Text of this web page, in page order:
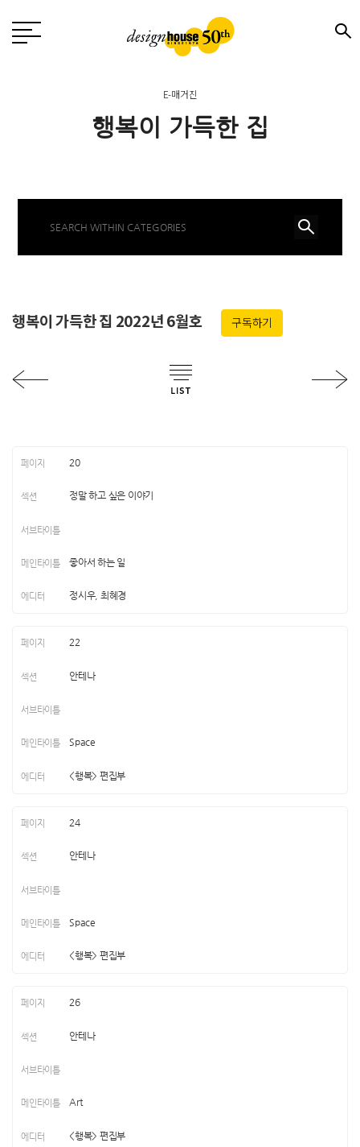
E-매거진
행복이 가득한 집
행복이 가득한 집 2022년 6월호 구독하기
20
정말 하고 싶은 이야기
좋아서 하는 일
정시우, 최혜경
22
안테나
Space
<행복> 편집부
24
안테나
Space
<행복> 편집부
26
안테나
Art
<행복> 편집부